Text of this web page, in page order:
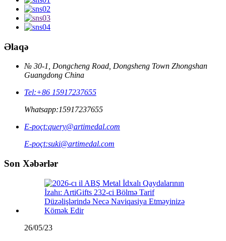
Əlaqə
№ 30-1, Dongcheng Road, Dongsheng Town Zhongshan
Guangdong China
Tel:+86 15917237655
Whatsapp:15917237655
E-poçt:query@artimedal.com
E-poçt:suki@artimedal.com
Son Xəbərlər
26/05/23